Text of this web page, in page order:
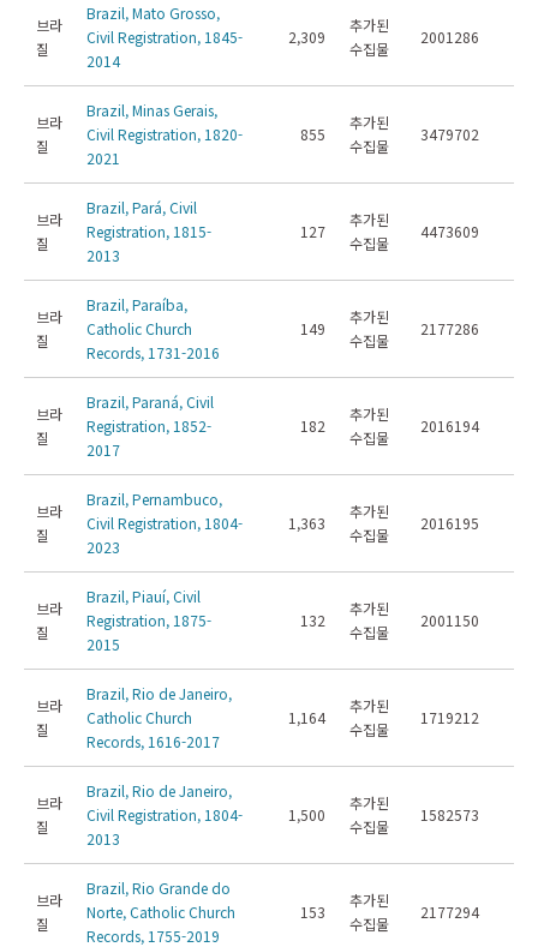
브라
질
Brazil, Mato Grosso,
Civil Registration, 1845-
2014
2,309
추가된
수집물
2001286
브라
질
Brazil, Minas Gerais,
Civil Registration, 1820-
2021
855
추가된
수집물
3479702
브라
질
Brazil, Pará, Civil
Registration, 1815-
2013
127
추가된
수집물
4473609
브라
질
Brazil, Paraíba,
Catholic Church
Records, 1731-2016
149
추가된
수집물
2177286
브라
질
Brazil, Paraná, Civil
Registration, 1852-
2017
182
추가된
수집물
2016194
브라
질
Brazil, Pernambuco,
Civil Registration, 1804-
2023
1,363
추가된
수집물
2016195
브라
질
Brazil, Piauí, Civil
Registration, 1875-
2015
132
추가된
수집물
2001150
브라
질
Brazil, Rio de Janeiro,
Catholic Church
Records, 1616-2017
1,164
추가된
수집물
1719212
브라
질
Brazil, Rio de Janeiro,
Civil Registration, 1804-
2013
1,500
추가된
수집물
1582573
브라
질
Brazil, Rio Grande do
Norte, Catholic Church
Records, 1755-2019
153
추가된
수집물
2177294